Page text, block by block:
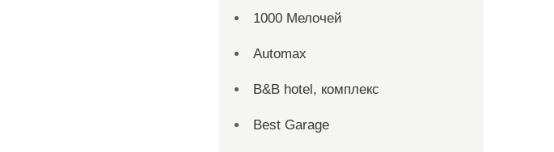
1000 Мелочей
Automax
B&B hotel, комплекс
Best Garage